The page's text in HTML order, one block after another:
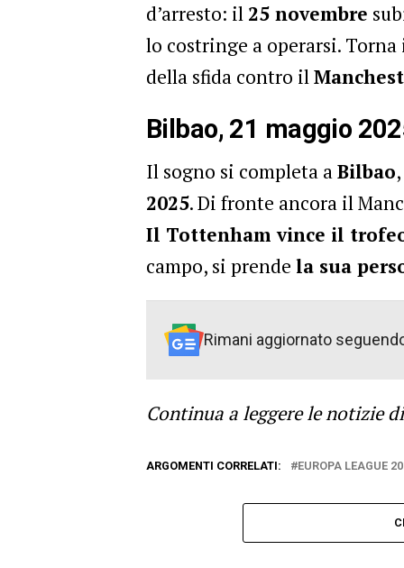
d’arresto: il 25 novembre
lo costringe a operarsi.
della sfida contro il
Bilbao, 21 maggio
Il sogno si completa aBilbao
2025. Di fronte ancora il
Il Tottenham vince il
campo, si prende la sua
Rimani aggiornato
Continua a leggere le notizie
ARGOMENTI CORRELATI: EUROPA LEAGUE